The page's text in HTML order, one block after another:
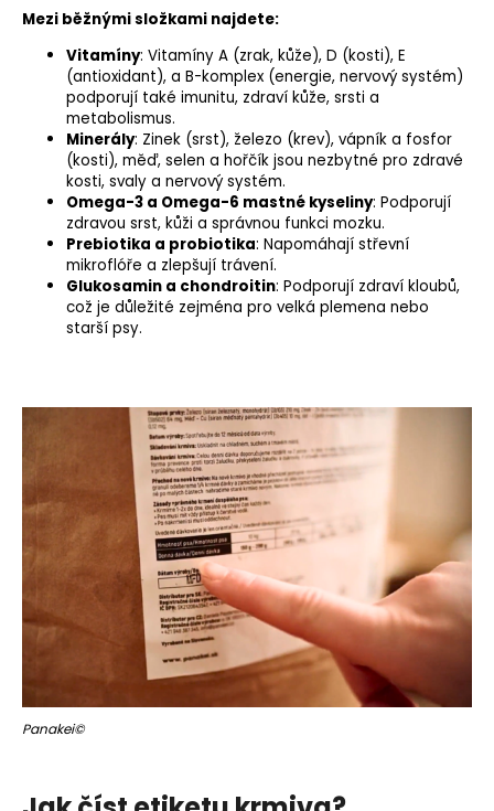
Mezi běžnými složkami najdete:
Vitamíny: Vitamíny A (zrak, kůže), D (kosti), E
(antioxidant), a B-komplex (energie, nervový systém)
podporují také imunitu, zdraví kůže, srsti a
metabolismus.
Minerály: Zinek (srst), železo (krev), vápník a fosfor
(kosti), měď, selen a hořčík jsou nezbytné pro zdravé
kosti, svaly a nervový systém.
Omega-3 a Omega-6 mastné kyseliny: Podporují
zdravou srst, kůži a správnou funkci mozku.
Prebiotika a probiotika: Napomáhají střevní
mikroflóře a zlepšují trávení.
Glukosamin a chondroitin: Podporují zdraví kloubů,
což je důležité zejména pro velká plemena nebo
starší psy.
Panakei©